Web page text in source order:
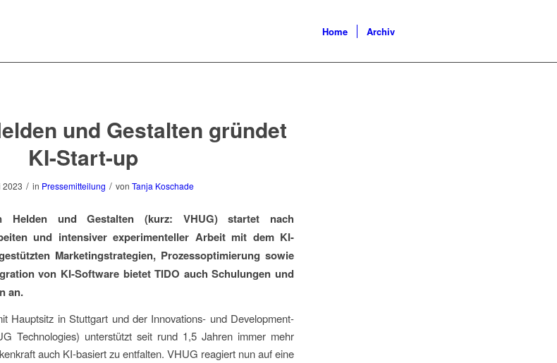
Home Archiv
und Gestalten gründet
KI-Start-up
2023 / in Pressemitteilung / von Tanja Koschade
Helden und Gestalten(kurz: VHUG) startet nach
und intensiver experimenteller Arbeit mit dem KI-
Marketingstrategien, Prozessoptimierung sowie
von KI-Software bietet TIDO auch Schulungen und
an.
Hauptsitz in Stuttgart und der Innovations- und Development-
Technologies) unterstützt seit rund 1,5 Jahren immer mehr
auch KI-basiert zu entfalten. VHUG reagiert nun auf eine